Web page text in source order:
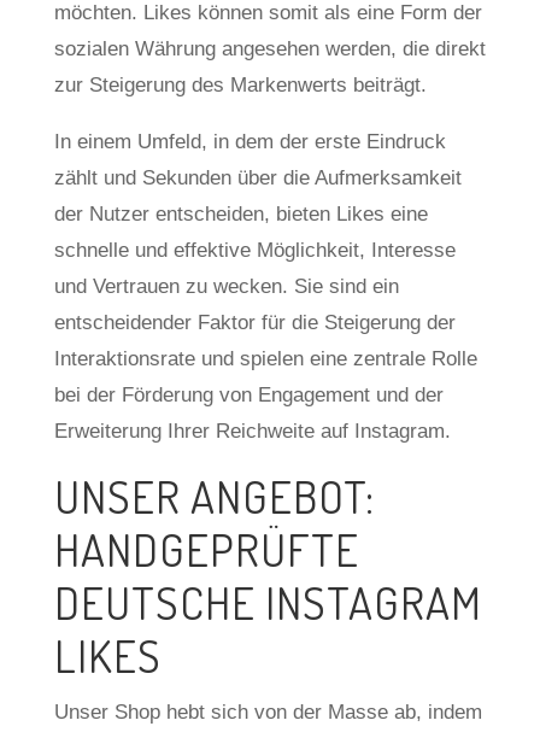
möchten. Likes können somit als eine Form der
sozialen Währung angesehen werden, die direkt
zur Steigerung des Markenwerts beiträgt.
In einem Umfeld, in dem der erste Eindruck
zählt und Sekunden über die Aufmerksamkeit
der Nutzer entscheiden, bieten Likes eine
schnelle und effektive Möglichkeit, Interesse
und Vertrauen zu wecken. Sie sind ein
entscheidender Faktor für die Steigerung der
Interaktionsrate und spielen eine zentrale Rolle
bei der Förderung von Engagement und der
Erweiterung Ihrer Reichweite auf Instagram.
UNSER ANGEBOT:
HANDGEPRÜFTE
DEUTSCHE INSTAGRAM
LIKES
Unser Shop hebt sich von der Masse ab, indem